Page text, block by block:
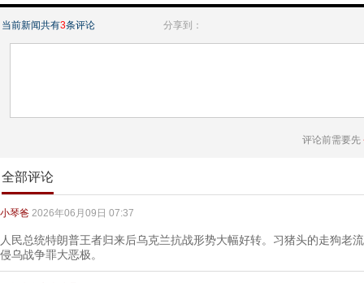
当前新闻共有3条评论 分享到：
评论前需要先
全部评论
小琴爸 2026年06月09日 07:37
人民总统特朗普王者归来后乌克兰抗战形势大幅好转。习猪头的走狗老
侵乌战争罪大恶极。